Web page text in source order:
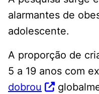
alarmantes de
adolescente.
A proporção de
5 a 19 anos com
dobrou